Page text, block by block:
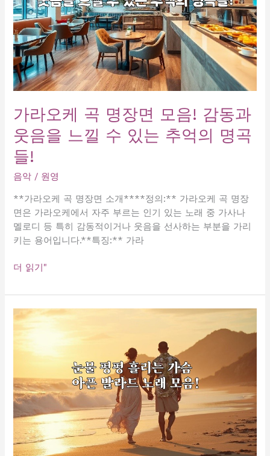
기
제
목
추
천!
가라오케 곡 명장면 모음! 감동과
웃음을 느낄 수 있는 추억의 명곡
들!
음악 / 원영
**가라오케 곡 명장면 소개****정의:** 가라오케 곡 명장
면은 가라오케에서 자주 부르는 인기 있는 노래 중 가사나
멜로디 등 특히 감동적이거나 웃음을 선사하는 부분을 가리
키는 용어입니다.**특징:** 가라
가
오
케
곡
장
모
음!
감
동
과
웃
더 읽기"